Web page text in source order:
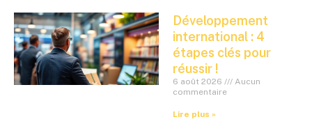
Développement
international : 4
étapes clés pour
réussir !
6 août 2026
Aucun
commentaire
Lire plus »